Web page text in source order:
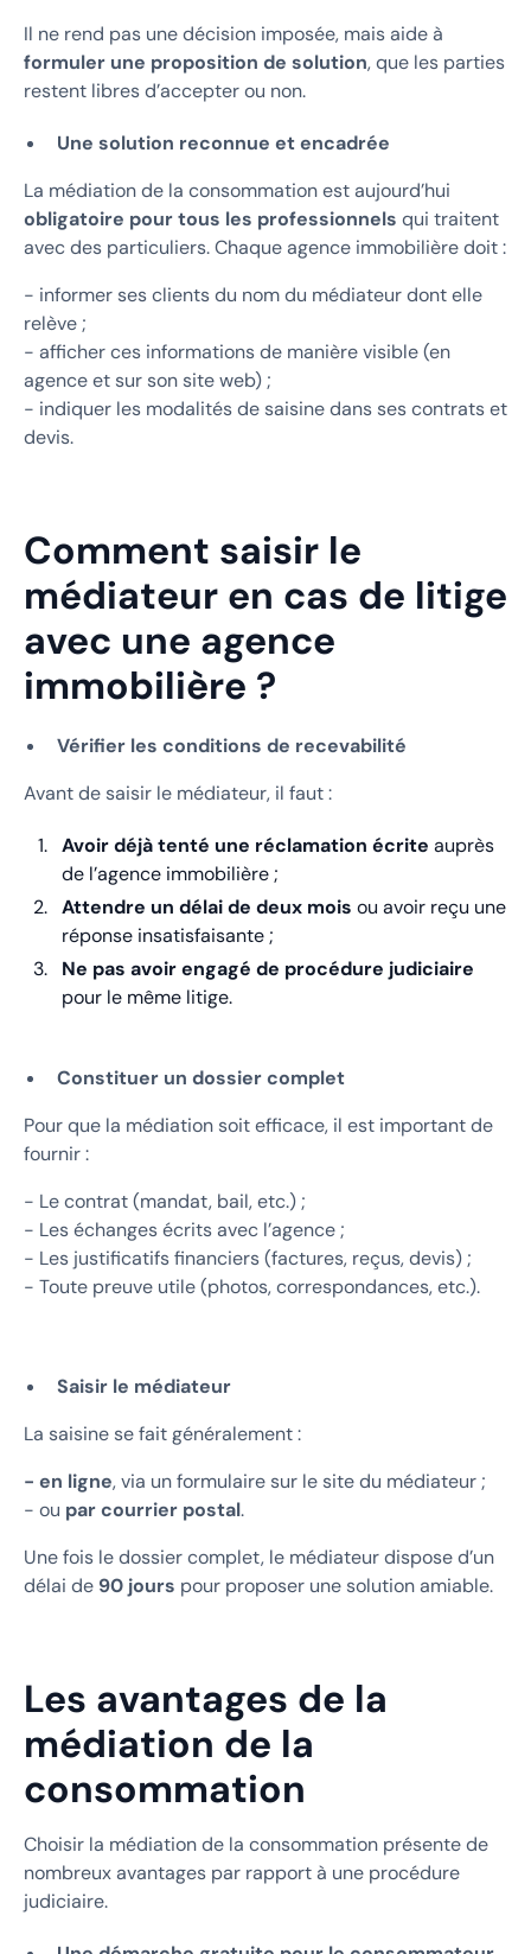
Il ne rend pas une décision imposée, mais aide à
formuler une proposition de solution, que les parties
restent libres d’accepter ou non.
Une solution reconnue et encadrée
La médiation de la consommation est aujourd’hui
obligatoire pour tous les professionnels qui traitent
avec des particuliers. Chaque agence immobilière doit :
- informer ses clients du nom du médiateur dont elle
relève ;
- afficher ces informations de manière visible (en
agence et sur son site web) ;
- indiquer les modalités de saisine dans ses contrats et
devis.
Comment saisir le
médiateur en cas de litige
avec une agence
immobilière ?
Vérifier les conditions de recevabilité
Avant de saisir le médiateur, il faut :
Avoir déjà tenté une réclamation écrite auprès
de l’agence immobilière ;
Attendre un délai de deux mois ou avoir reçu une
réponse insatisfaisante ;
Ne pas avoir engagé de procédure judiciaire
pour le même litige.
Constituer un dossier complet
Pour que la médiation soit efficace, il est important de
fournir :
- Le contrat (mandat, bail, etc.) ;
- Les échanges écrits avec l’agence ;
- Les justificatifs financiers (factures, reçus, devis) ;
- Toute preuve utile (photos, correspondances, etc.).
Saisir le médiateur
La saisine se fait généralement :
- en ligne, via un formulaire sur le site du médiateur ;
- ou par courrier postal.
Une fois le dossier complet, le médiateur dispose d’un
délai de 90 jours pour proposer une solution amiable.
Les avantages de la
médiation de la
consommation
Choisir la médiation de la consommation présente de
nombreux avantages par rapport à une procédure
judiciaire.